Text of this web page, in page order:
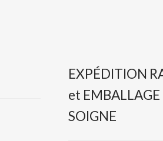
EXPÉDITION
et EMBALLAGE
SOIGNE